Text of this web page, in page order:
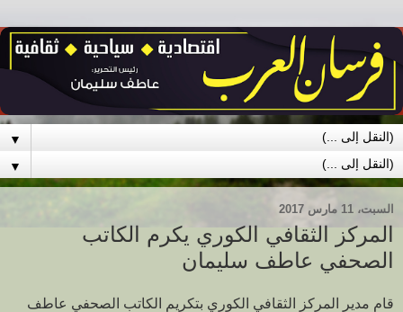
▼
▼
السبت، 11 مارس 2017
المركز الثقافي الكوري يكرم الكاتب
الصحفي عاطف سليمان
قام مدير المركز الثقافي الكوري بتكريم الكاتب الصحفي عاطف